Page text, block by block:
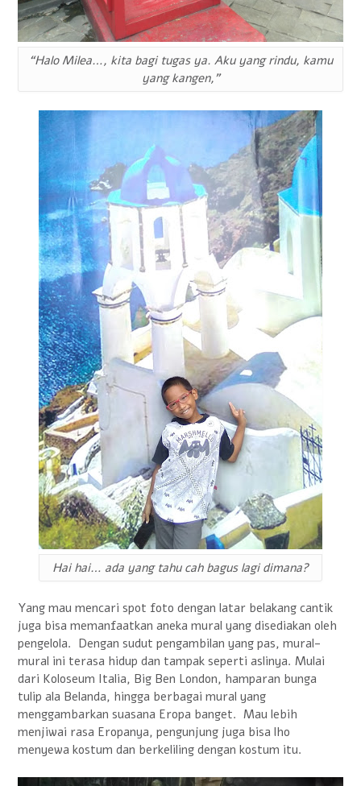
“Halo Milea…, kita bagi tugas ya. Aku yang rindu, kamu
yang kangen,”
Hai hai… ada yang tahu cah bagus lagi dimana?
Yang mau mencari spot foto dengan latar belakang cantik
juga bisa memanfaatkan aneka mural yang disediakan oleh
pengelola. Dengan sudut pengambilan yang pas, mural-
mural ini terasa hidup dan tampak seperti aslinya. Mulai
dari Koloseum Italia, Big Ben London, hamparan bunga
tulip ala Belanda, hingga berbagai mural yang
menggambarkan suasana Eropa banget. Mau lebih
menjiwai rasa Eropanya, pengunjung juga bisa lho
menyewa kostum dan berkeliling dengan kostum itu.